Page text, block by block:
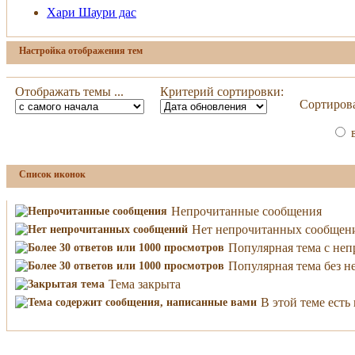
Хари Шаури дас
Настройка отображения тем
Отображать темы ...
Критерий сортировки:
Список иконок
Непрочитанные сообщения
Нет непрочитанных
Популярная тема с
Популярная тема без
Тема закрыта
В этой теме